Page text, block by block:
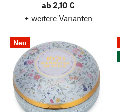
ab 2,10 €
+ weitere Varianten
Neu